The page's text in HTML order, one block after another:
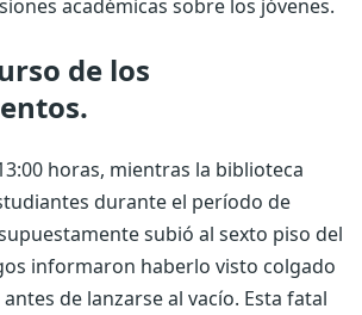
académicas sobre los jóvenes.
de los
horas, mientras la biblioteca
durante el período de
subió al sexto piso del
informaron haberlo visto colgado
de lanzarse al vacío. Esta fatal